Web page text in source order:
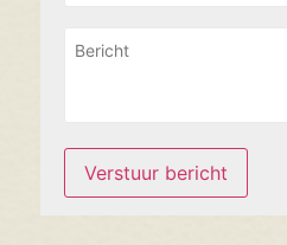
Verstuur bericht